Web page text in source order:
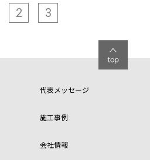
2 3
代表メッセージ
施工事例
会社情報